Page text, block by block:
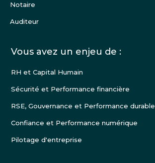
Notaire
Auditeur
Vous avez un enjeu de :
RH et Capital Humain
Sécurité et Performance financière
RSE, Gouvernance et Performance durable
Confiance et Performance numérique
Pilotage d'entreprise